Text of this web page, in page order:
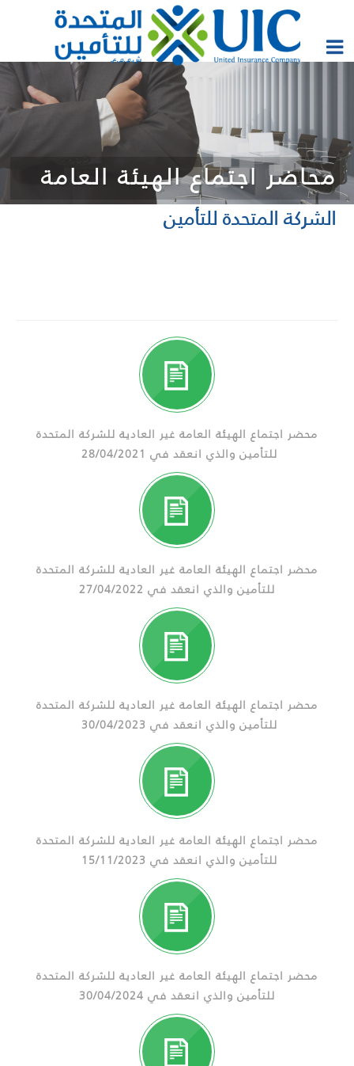
محاضر اجتماع الهيئة العامة
الشركة المتحدة للتأمين
محضر اجتماع الهيئة العامة غير العادية للشركة المتحدة
للتأمين والذي انعقد في 28/04/2021
محضر اجتماع الهيئة العامة غير العادية للشركة المتحدة
للتأمين والذي انعقد في 27/04/2022
محضر اجتماع الهيئة العامة غير العادية للشركة المتحدة
للتأمين والذي انعقد في 30/04/2023
محضر اجتماع الهيئة العامة غير العادية للشركة المتحدة
للتأمين والذي انعقد في 15/11/2023
محضر اجتماع الهيئة العامة غير العادية للشركة المتحدة
للتأمين والذي انعقد في 30/04/2024